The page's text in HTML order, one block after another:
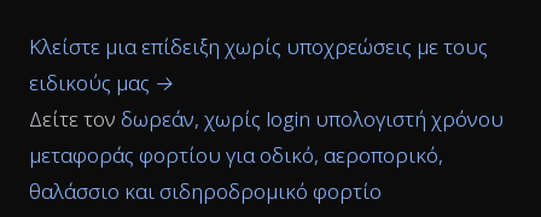
Κλείστε μια επίδειξη χωρίς υποχρεώσεις με τους
ειδικούς μας →
Δείτε τον δωρεάν, χωρίς login υπολογιστή χρόνου
μεταφοράς φορτίου για οδικό, αεροπορικό,
θαλάσσιο και σιδηροδρομικό φορτίο